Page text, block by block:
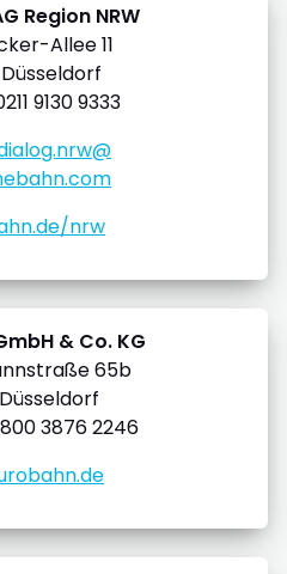
Region NRW
Allee 11
9130 9333
nrw
& Co. KG
65b
3876 2246